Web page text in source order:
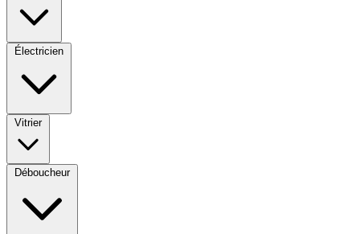
Électricien
Vitrier
Déboucheur